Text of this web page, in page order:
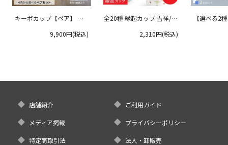
キーポカップ【ペア】 ラ
9,900円(税込)
全20種 縁起カップ 吉祥/青
2,310円(税込)
【選べる2
店舗紹介 ご利用ガイド
メディア掲載 プライバシーポリシー
特定商取引法 法人・卸販売